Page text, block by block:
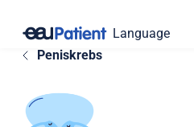
Language
Peniskrebs